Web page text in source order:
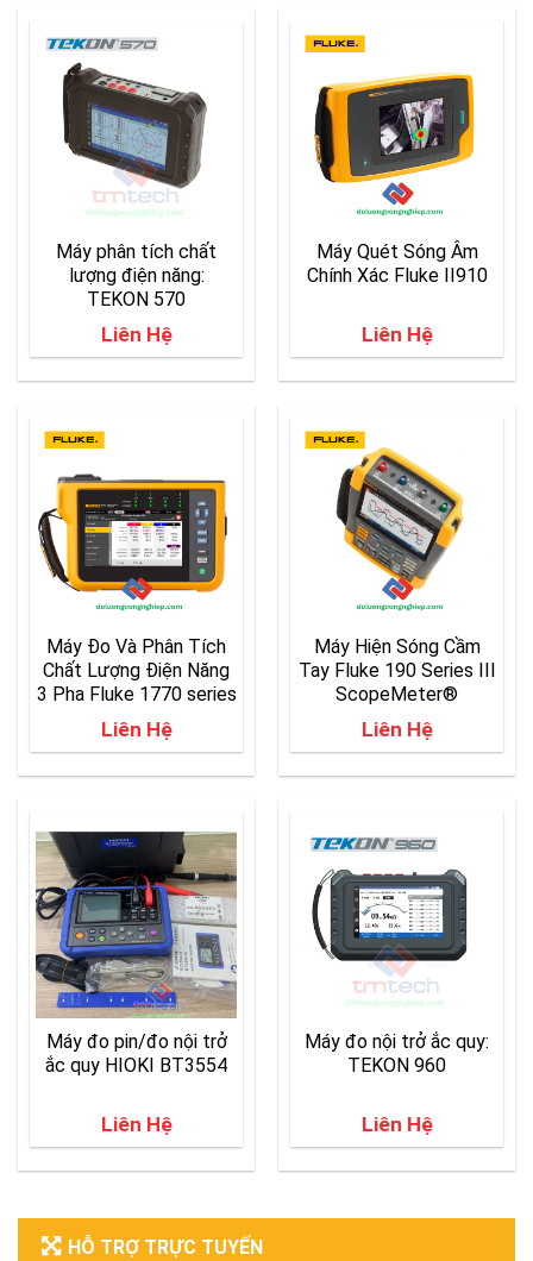
Máy phân tích chất
lượng điện năng:
TEKON 570
Liên Hệ
Máy Quét Sóng Âm
Chính Xác Fluke II910
Liên Hệ
Máy Đo Và Phân Tích
Chất Lượng Điện Năng
3 Pha Fluke 1770 series
Liên Hệ
Máy Hiện Sóng Cầm
Tay Fluke 190 Series III
ScopeMeter®
Liên Hệ
Máy đo pin/đo nội trở
ắc quy HIOKI BT3554
Liên Hệ
Máy đo nội trở ắc quy:
TEKON 960
Liên Hệ
HỖ TRỢ TRỰC TUYẾN